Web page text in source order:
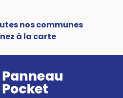
nos communes
à la carte